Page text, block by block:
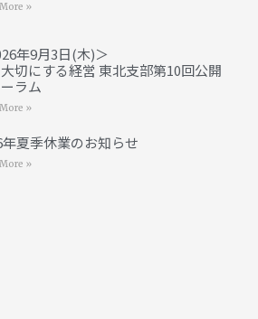
»
年9月3日(木)＞
切にする経営 東北支部第10回公開
ラム
»
年夏季休業のお知らせ
»